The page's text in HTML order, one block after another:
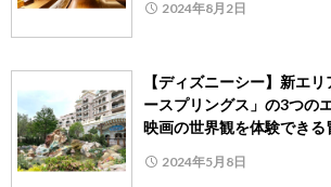
2024年8月2日
【ディズニーシー】新エ
ースプリングス」の3つの
映画の世界観を体験できる
2024年5月8日